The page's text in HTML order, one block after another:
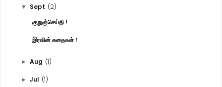
▼ Sept (2)
குறுஞ்செய்தி !
இரவின் கதைகள் !
► Aug (1)
► Jul (1)